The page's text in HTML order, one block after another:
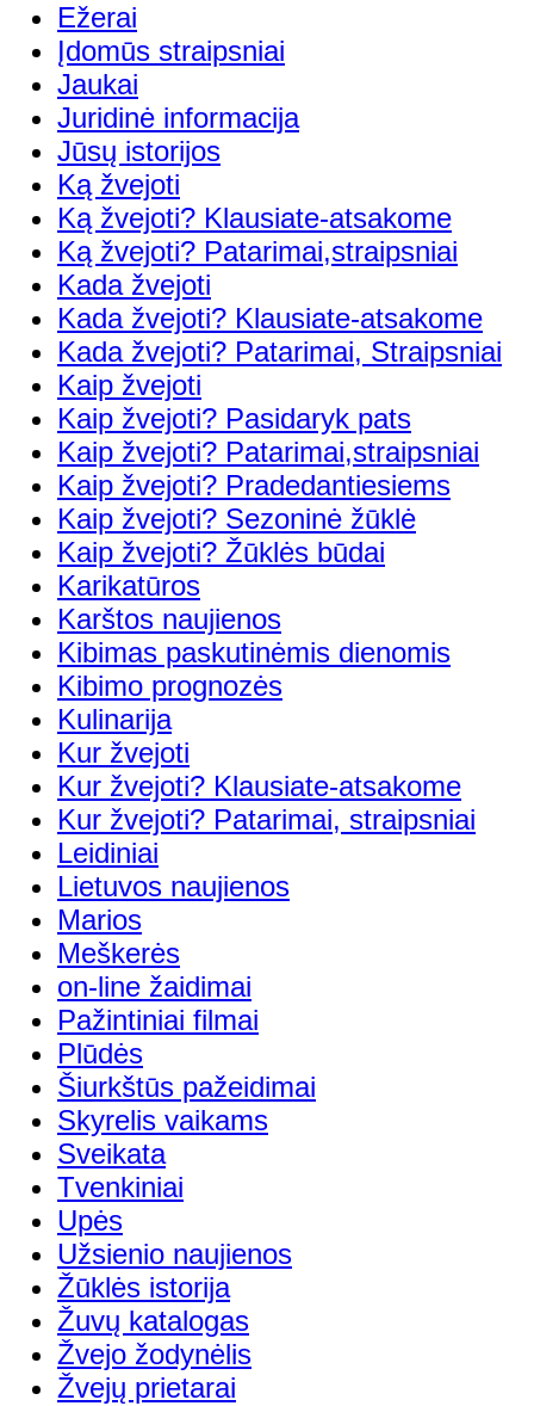
Ežerai
Įdomūs straipsniai
Jaukai
Juridinė informacija
Jūsų istorijos
Ką žvejoti
Ką žvejoti? Klausiate-atsakome
Ką žvejoti? Patarimai,straipsniai
Kada žvejoti
Kada žvejoti? Klausiate-atsakome
Kada žvejoti? Patarimai, Straipsniai
Kaip žvejoti
Kaip žvejoti? Pasidaryk pats
Kaip žvejoti? Patarimai,straipsniai
Kaip žvejoti? Pradedantiesiems
Kaip žvejoti? Sezoninė žūklė
Kaip žvejoti? Žūklės būdai
Karikatūros
Karštos naujienos
Kibimas paskutinėmis dienomis
Kibimo prognozės
Kulinarija
Kur žvejoti
Kur žvejoti? Klausiate-atsakome
Kur žvejoti? Patarimai, straipsniai
Leidiniai
Lietuvos naujienos
Marios
Meškerės
on-line žaidimai
Pažintiniai filmai
Plūdės
Šiurkštūs pažeidimai
Skyrelis vaikams
Sveikata
Tvenkiniai
Upės
Užsienio naujienos
Žūklės istorija
Žuvų katalogas
Žvejo žodynėlis
Žvejų prietarai